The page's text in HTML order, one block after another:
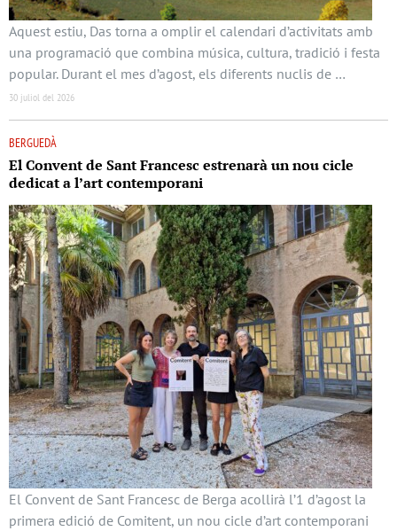
Aquest estiu, Das torna a omplir el calendari d’activitats amb
una programació que combina música, cultura, tradició i festa
popular. Durant el mes d’agost, els diferents nuclis de …
30 juliol del 2026
BERGUEDÀ
El Convent de Sant Francesc estrenarà un nou cicle
dedicat a l’art contemporani
El Convent de Sant Francesc de Berga acollirà l’1 d’agost la
primera edició de Comitent, un nou cicle d’art contemporani